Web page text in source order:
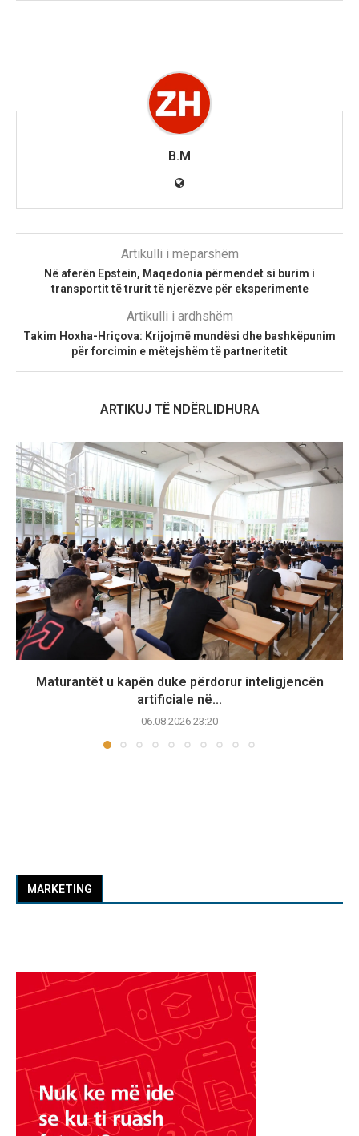
B.M
Artikulli i mëparshëm
Në aferën Epstein, Maqedonia përmendet si burim i
transportit të trurit të njerëzve për eksperimente
Artikulli i ardhshëm
Takim Hoxha-Hriçova: Krijojmë mundësi dhe bashkëpunim
për forcimin e mëtejshëm të partneritetit
ARTIKUJ TË NDËRLIDHURA
Maturantët u kapën duke përdorur inteligjencën
artificiale në...
06.08.2026 23:20
MARKETING